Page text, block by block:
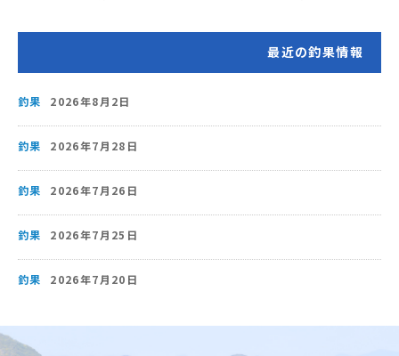
最近の釣果情報
釣果 2026年8月2日
釣果 2026年7月28日
釣果 2026年7月26日
釣果 2026年7月25日
釣果 2026年7月20日